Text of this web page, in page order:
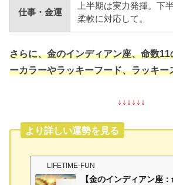
仕事・金運
上半期は実力発揮。下
柔軟に対応して。
さらに、金のインディアン座、命数
ーカラーやラッキーフード、ラッキー
↓↓↓↓↓↓
より詳しい運勢を見る
LIFETIME-FUN
【金のインディアン座